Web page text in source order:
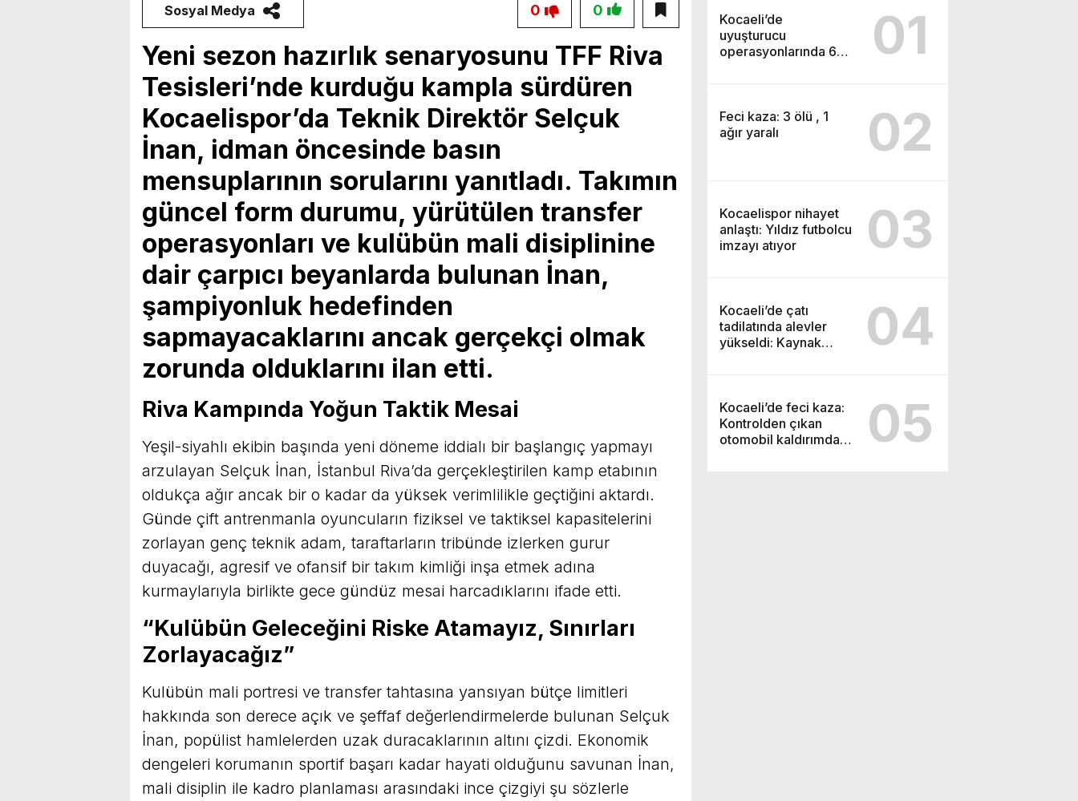
Kocaeli’de
uyuşturucu
operasyonlarında 6
01
Feci kaza: 3 ölü , 1
ağır yaralı
02
Kocaelispor nihayet
anlaştı: Yıldız futbolcu
imzayı atıyor
03
Kocaeli’de çatı
tadilatında alevler
yükseldi: Kaynak
04
Kocaeli’de feci kaza:
Kontrolden çıkan
otomobil kaldırımdaki
05
Sosyal Medya 0
0
Yeni sezon hazırlık senaryosunu TFF Riva
Tesisleri’nde kurduğu kampla sürdüren
Kocaelispor’da Teknik Direktör Selçuk
İnan, idman öncesinde basın
mensuplarının sorularını yanıtladı. Takımın
güncel form durumu, yürütülen transfer
operasyonları ve kulübün mali disiplinine
dair çarpıcı beyanlarda bulunan İnan,
şampiyonluk hedefinden
sapmayacaklarını ancak gerçekçi olmak
zorunda olduklarını ilan etti.
Riva Kampında Yoğun Taktik Mesai
Yeşil-siyahlı ekibin başında yeni döneme iddialı bir başlangıç yapmayı
arzulayan Selçuk İnan, İstanbul Riva’da gerçekleştirilen kamp etabının
oldukça ağır ancak bir o kadar da yüksek verimlilikle geçtiğini aktardı.
Günde çift antrenmanla oyuncuların fiziksel ve taktiksel kapasitelerini
zorlayan genç teknik adam, taraftarların tribünde izlerken gurur
duyacağı, agresif ve ofansif bir takım kimliği inşa etmek adına
kurmaylarıyla birlikte gece gündüz mesai harcadıklarını ifade etti.
“Kulübün Geleceğini Riske Atamayız, Sınırları
Zorlayacağız”
Kulübün mali portresi ve transfer tahtasına yansıyan bütçe limitleri
hakkında son derece açık ve şeffaf değerlendirmelerde bulunan Selçuk
İnan, popülist hamlelerden uzak duracaklarının altını çizdi. Ekonomik
dengeleri korumanın sportif başarı kadar hayati olduğunu savunan İnan,
mali disiplin ile kadro planlaması arasındaki ince çizgiyi şu sözlerle